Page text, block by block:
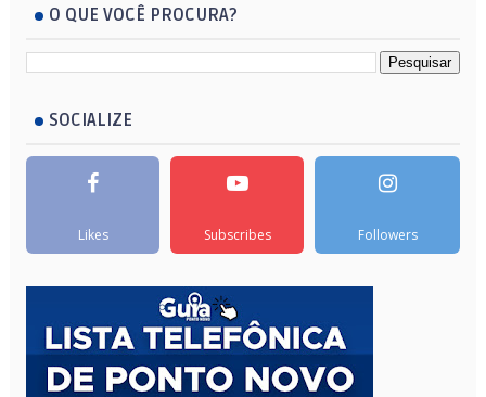
O QUE VOCÊ PROCURA?
SOCIALIZE
Likes Subscribes Followers